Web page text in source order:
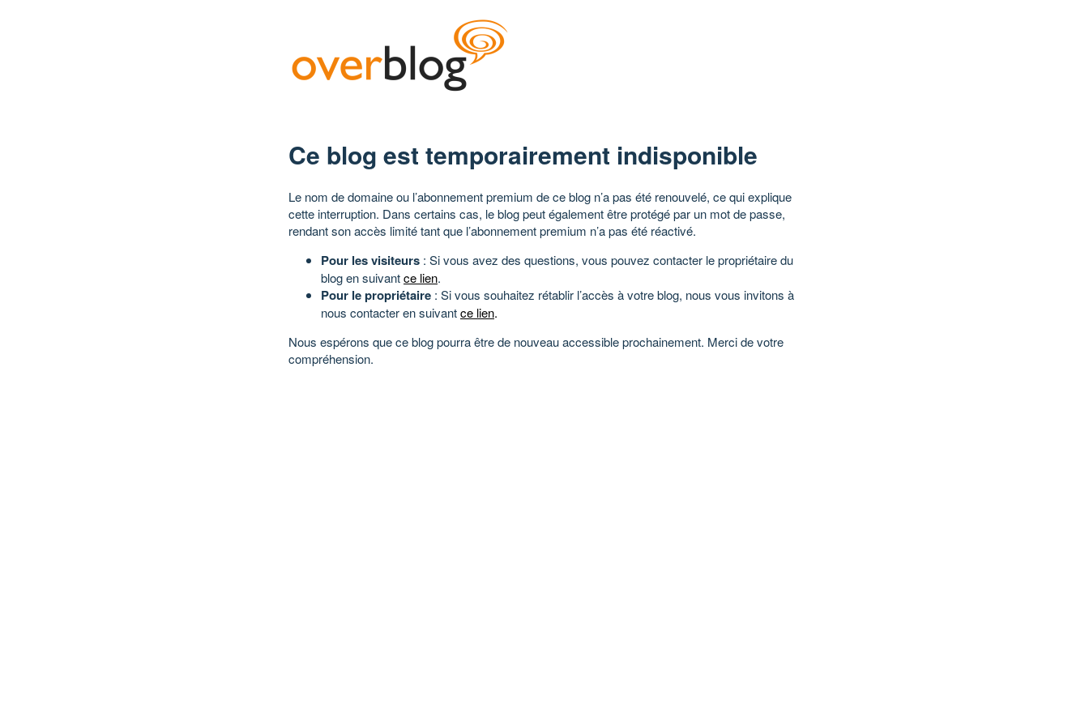
Ce blog est temporairement indisponible
Le nom de domaine ou l’abonnement premium de ce blog n’a pas été renouvelé, ce qui explique
cette interruption. Dans certains cas, le blog peut également être protégé par un mot de passe,
rendant son accès limité tant que l’abonnement premium n’a pas été réactivé.
Pour les visiteurs : Si vous avez des questions, vous pouvez contacter le propriétaire du
blog en suivantce lien.
Pour le propriétaire : Si vous souhaitez rétablir l’accès à votre blog, nous vous invitons à
nous contacter en suivantce lien.
Nous espérons que ce blog pourra être de nouveau accessible prochainement. Merci de votre
compréhension.